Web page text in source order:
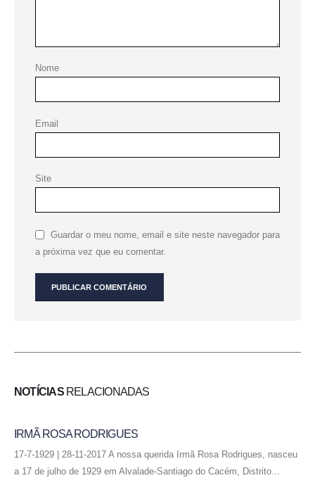
Nome
Email
Site
Guardar o meu nome, email e site neste navegador para
a próxima vez que eu comentar.
NOTÍCIASRELACIONADAS
IRMÃ ROSA RODRIGUES
17-7-1929 | 28-11-2017 A nossa querida Irmã Rosa Rodrigues, nasceu
a 17 de julho de 1929 em Alvalade-Santiago do Cacém, Distrito...